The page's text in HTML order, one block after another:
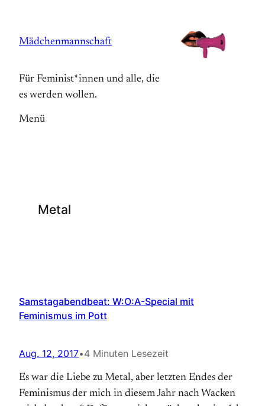
springen
Mädchenmannschaft
Für Feminist*innen und alle, die
es werden wollen.
Menü
Metal
Samstagabendbeat: W:O:A-Special mit
Feminismus im Pott
Aug. 12, 2017•4 Minuten Lesezeit
Es war die Liebe zu Metal, aber letzten Endes der
Feminismus der mich in diesem Jahr nach Wacken